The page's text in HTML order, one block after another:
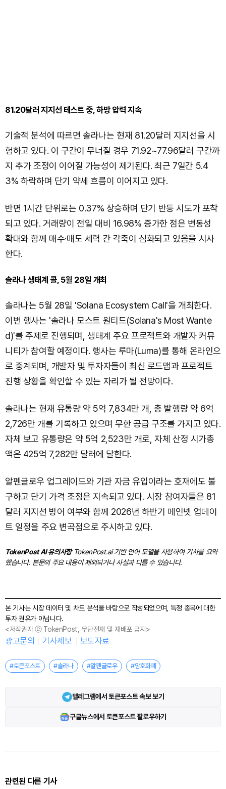
81.20달러 지지선 테스트 중, 하방 압력 지속
기술적 분석에 따르면 솔라나는 현재 81.20달러 지지선을 시
험하고 있다. 이 구간이 무너질 경우 71.92~77.96달러 구간까
지 추가 조정이 이어질 가능성이 제기된다. 최근 7일간 5.4
3% 하락하며 단기 약세 흐름이 이어지고 있다.
반면 1시간 단위로는 0.37% 상승하며 단기 반등 시도가 포착
되고 있다. 거래량이 전일 대비 16.98% 증가한 점은 변동성
확대와 함께 매수·매도 세력 간 각축이 심화되고 있음을 시사
한다.
솔라나 생태계 콜, 5월 28일 개최
솔라나는 5월 28일 'Solana Ecosystem Call'을 개최한다.
이번 행사는 '솔라나 모스트 원티드(Solana's Most Wante
d)'를 주제로 진행되며, 생태계 주요 프로젝트와 개발자 커뮤
니티가 참여할 예정이다. 행사는 루마(Luma)를 통해 온라인으
로 중계되며, 개발자 및 투자자들이 최신 로드맵과 프로젝트
진행 상황을 확인할 수 있는 자리가 될 전망이다.
솔라나는 현재 유통량 약 5억 7,834만 개, 총 발행량 약 6억
2,726만 개를 기록하고 있으며 무한 공급 구조를 가지고 있다.
자체 보고 유통량은 약 5억 2,523만 개로, 자체 산정 시가총
액은 425억 7,282만 달러에 달한다.
알펜글로우 업그레이드와 기관 자금 유입이라는 호재에도 불
구하고 단기 가격 조정은 지속되고 있다. 시장 참여자들은 81
달러 지지선 방어 여부와 함께 2026년 하반기 메인넷 업데이
트 일정을 주요 변곡점으로 주시하고 있다.
TokenPost AI 유의사항TokenPost.ai 기반 언어 모델을 사용하여 기사를 요약
했습니다. 본문의 주요 내용이 제외되거나 사실과 다를 수 있습니다.
본 기사는 시장 데이터 및 차트 분석을 바탕으로 작성되었으며, 특정 종목에 대한
투자 권유가 아닙니다.
<저작권자 ⓒ TokenPost, 무단전재 및 재배포 금지>
광고문의 기사제보 보도자료
#토큰포스트 #솔라나 #알펜글로우 #암호화폐
텔레그램에서 토큰포스트 속보 보기
구글뉴스에서 토큰포스트 팔로우하기
관련된 다른 기사